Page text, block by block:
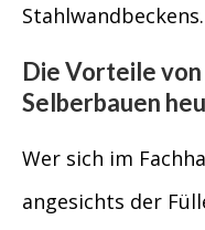
Stahlwandbeckens.
Die Vorteile
Selberbauen
Wer sich im
angesichts der